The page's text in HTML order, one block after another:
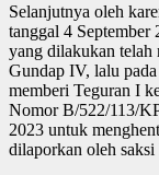
Selanjutnya oleh
tanggal 4 September
yang dilakukan
Gundap IV, lalu
memberi Teguran I
Nomor B/522/113/
2023 untuk
dilaporkan oleh